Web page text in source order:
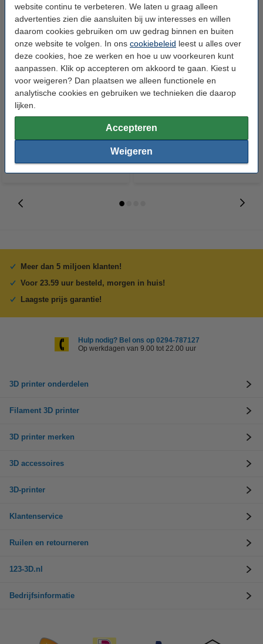
website continu te verbeteren. We laten u graag alleen
advertenties zien die aansluiten bij uw interesses en willen
daarom cookies gebruiken om uw gedrag binnen en buiten
onze website te volgen. In ons cookiebeleid leest u alles over
deze cookies, hoe ze werken en hoe u uw voorkeuren kunt
aanpassen. Klik op accepteren om akkoord te gaan. Kiest u
voor weigeren? Dan plaatsen we alleen functionele en
analytische cookies en gebruiken we technieken die daarop
lijken.
Accepteren
Weigeren
Bambu Lab Anti-Vibratie
Voetenstukken - P1/X1-serie
Bambu Lab XY Riem
Meer dan 5 miljoen klanten!
Voor 23.59 uur besteld, morgen in huis!
Laagste prijs garantie!
Hulp nodig? Bel ons op 0294-787127
Op werkdagen van 9.00 tot 22.00 uur
3D printer onderdelen
Filament 3D printer
3D printer merken
3D accessoires
3D-printer
Klantenservice
Ruilen en retourneren
123-3D.nl
Bedrijfsinformatie